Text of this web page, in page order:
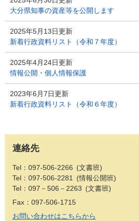
大分県知事の資産等を公開します
2025年5月13日更新
新着行政資料リスト（令和７年度）
2025年4月24日更新
情報公開・個人情報保護
2023年6月7日更新
新着行政資料リスト（令和６年度）
連絡先
Tel：097-506-2266
文書班
Tel：097-506-2281
情報公開班
Tel：097－506－2263
文書班
Fax：097-506-1715
お問い合わせはこちらから